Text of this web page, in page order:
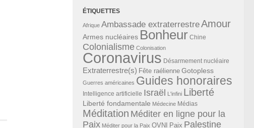
ÉTIQUETTES
Afrique Ambassade extraterrestreAmour
Armes nucléaires Bonheur Chine
Colonialisme Colonisation
Coronavirus Désarmement nucléaire
Extraterrestre(s) Fête raélienne Gotopless
Guerres américaines Guides honoraires
Intelligence artificielle Israël L'infini Liberté
Liberté fondamentale Médecine Médias
Méditation Méditer en ligne pour la
Paix Méditer pour la Paix OVNI Paix Palestine